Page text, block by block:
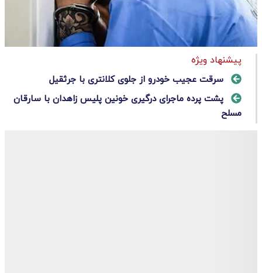
پیشنهاد ویژه
سرقت عجیب خودرو از جلوی کلانتری با جرثقیل
پشت پرده ماجرای درگیری خونین پلیس زاهدان با سارقان
مسلح